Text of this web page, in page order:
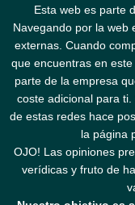
Esta web es parte
Navegando por la web
externas. Cuando
que encuentras en
parte de la empresa
coste adicional para
de estas redes hace
la página
OJO! Las opiniones
verídicas y fruto de